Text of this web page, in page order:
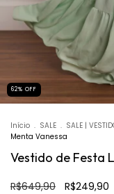
62% OFF
Início . SALE . SALE |
Menta Vanessa
Vestido de Festa
R$649,90 R$249,90